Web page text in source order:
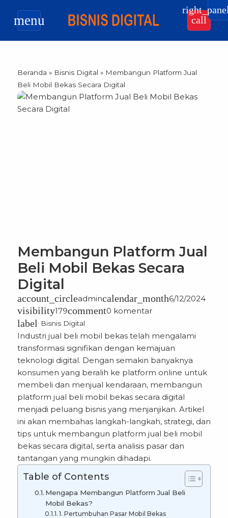
menu call
Beranda » Bisnis Digital » Membangun Platform Jual
Beli Mobil Bekas Secara Digital
Membangun Platform Jual
Beli Mobil Bekas Secara
Digital
account_circleadmincalendar_month6/12/2024
visibility179comment0 komentar
label Bisnis Digital
Industri jual beli mobil bekas telah mengalami
transformasi signifikan dengan kemajuan
teknologi digital. Dengan semakin banyaknya
konsumen yang beralih ke platform online untuk
membeli dan menjual kendaraan, membangun
platform jual beli mobil bekas secara digital
menjadi peluang bisnis yang menjanjikan. Artikel
ini akan membahas langkah-langkah, strategi, dan
tips untuk membangun platform jual beli mobil
bekas secara digital, serta analisis pasar dan
tantangan yang mungkin dihadapi.
Table of Contents
Mengapa Membangun Platform Jual Beli
Mobil Bekas?
1. Pertumbuhan Pasar Mobil Bekas